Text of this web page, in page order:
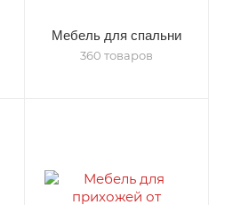
Мебель для спальни
360 товаров